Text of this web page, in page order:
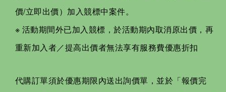
價/立即出價）加入競標中案件。
※ 活動期間外已加入競標，於活動期內取消原出價，再
重新加入者／提高出價者無法享有服務費優惠折扣
代購訂單須於優惠期限內送出詢價單，並於「報價完